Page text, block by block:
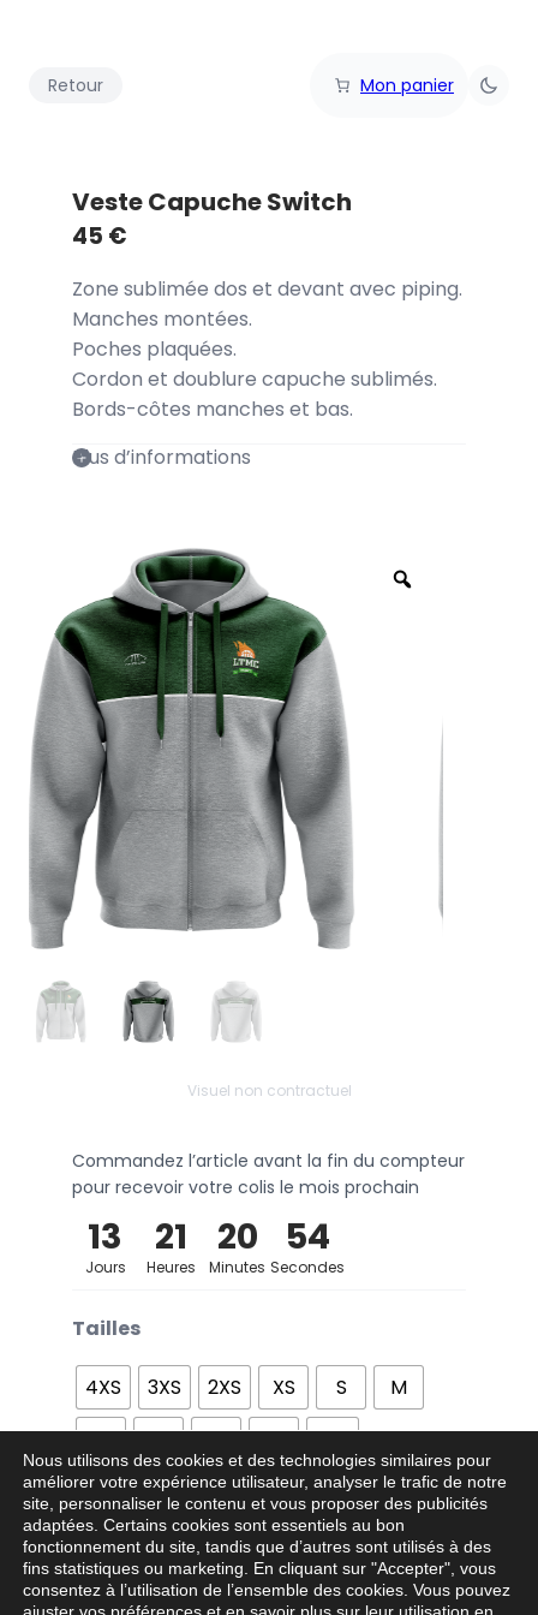
Retour Mon panier
Veste Capuche Switch
45 €
Zone sublimée dos et devant avec piping.
Manches montées.
Poches plaquées.
Cordon et doublure capuche sublimés.
Bords-côtes manches et bas.
Plus d’informations
Visuel non contractuel
Commandez l’article avant la fin du compteur
pour recevoir votre colis le mois prochain
13
Jours
21
Heures
20
Minutes
54
Secondes
Tailles
4XS 3XS 2XS XS S
M
L
XL 2XL 3XL 4XL
Personnalisation*
− + Ajouter au panier
Nous utilisons des cookies et des technologies similaires pour
améliorer votre expérience utilisateur, analyser le trafic de notre
site, personnaliser le contenu et vous proposer des publicités
adaptées. Certains cookies sont essentiels au bon
fonctionnement du site, tandis que d’autres sont utilisés à des
fins statistiques ou marketing. En cliquant sur "Accepter", vous
consentez à l’utilisation de l’ensemble des cookies. Vous pouvez